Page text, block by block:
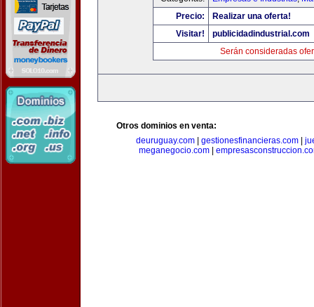
Precio:
Realizar una oferta!
Visitar!
publicidadindustrial.com
Serán consideradas
Otros dominios en venta:
deuruguay.com| gestionesfinancieras.com|
meganegocio.com|